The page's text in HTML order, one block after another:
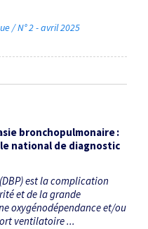
/ N° 2 - avril 2025
bronchopulmonaire :
national de diagnostic
est la complication
et de la grande
oxygénodépendance et/ou
ventilatoire ...